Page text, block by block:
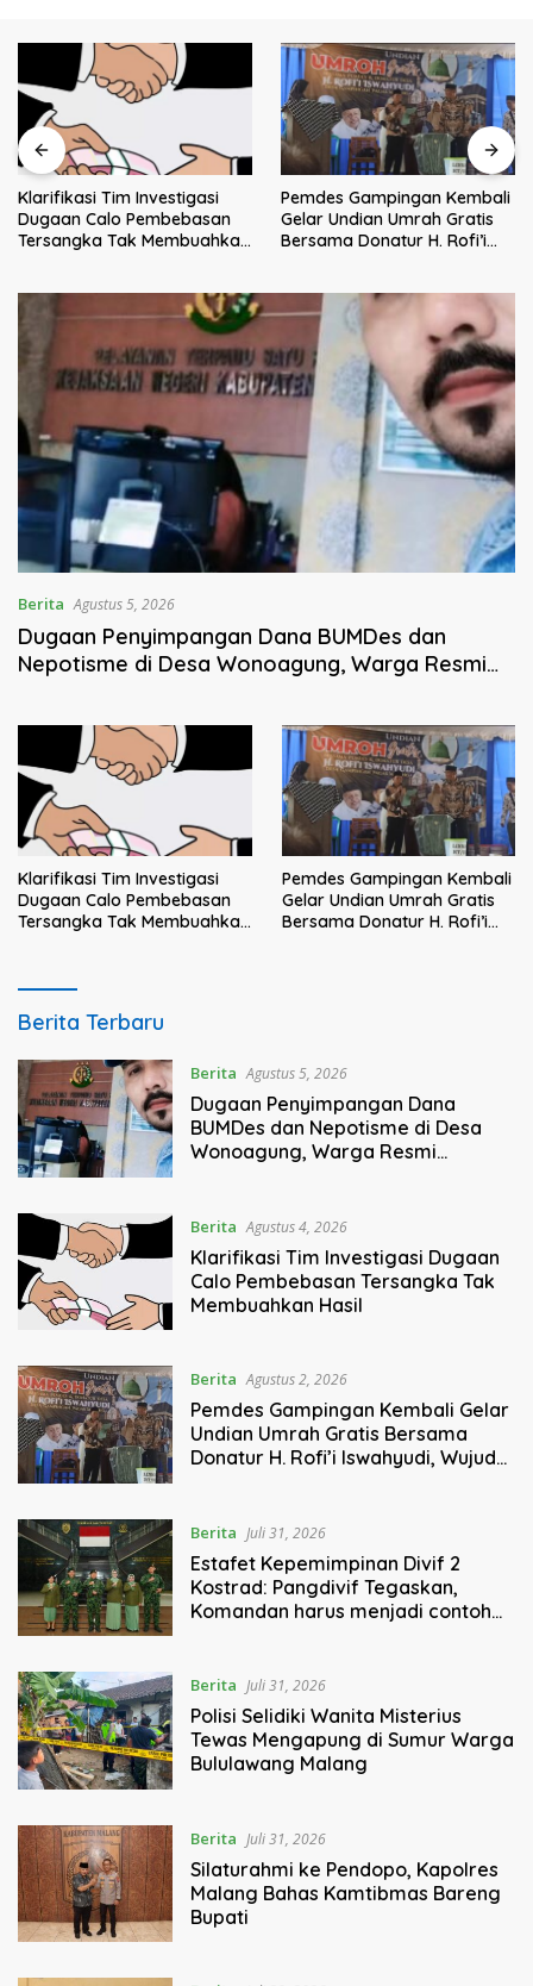
Klarifikasi Tim Investigasi
Dugaan Calo Pembebasan
Tersangka Tak Membuahkan
Pemdes Gampingan Kembali
Gelar Undian Umrah Gratis
Bersama Donatur H. Rofi’i
Berita Agustus 5, 2026
Dugaan Penyimpangan Dana BUMDes dan
Nepotisme di Desa Wonoagung, Warga Resmi
Klarifikasi Tim Investigasi
Dugaan Calo Pembebasan
Tersangka Tak Membuahkan
Pemdes Gampingan Kembali
Gelar Undian Umrah Gratis
Bersama Donatur H. Rofi’i
dmtvmalang.com
Berita Terbaru
Berita Agustus 5, 2026
Dugaan Penyimpangan Dana
BUMDes dan Nepotisme di Desa
Wonoagung, Warga Resmi
Berita Agustus 4, 2026
Klarifikasi Tim Investigasi Dugaan
Calo Pembebasan Tersangka Tak
Membuahkan Hasil
Berita Agustus 2, 2026
Pemdes Gampingan Kembali Gelar
Undian Umrah Gratis Bersama
Donatur H. Rofi’i Iswahyudi, Wujud
Berita Juli 31, 2026
Estafet Kepemimpinan Divif 2
Kostrad: Pangdivif Tegaskan,
Komandan harus menjadi contoh
Berita Juli 31, 2026
Polisi Selidiki Wanita Misterius
Tewas Mengapung di Sumur Warga
Bululawang Malang
Berita Juli 31, 2026
Silaturahmi ke Pendopo, Kapolres
Malang Bahas Kamtibmas Bareng
Bupati